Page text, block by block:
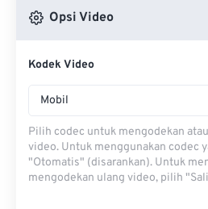
Opsi Video
Kodek Video
Mobil
Pilih codec untuk mengodekan
video. Untuk menggunakan codec
"Otomatis" (disarankan). Untuk
mengodekan ulang video, pilih